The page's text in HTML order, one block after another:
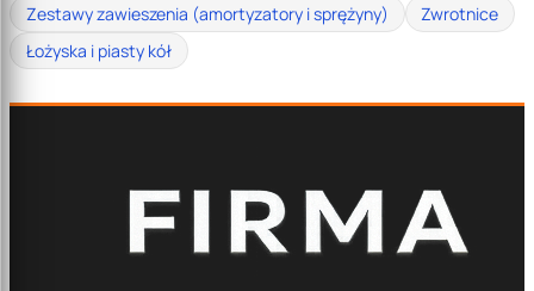
Zestawy zawieszenia (amortyzatory i sprężyny)
Zwrotnice
Łożyska i piasty kół